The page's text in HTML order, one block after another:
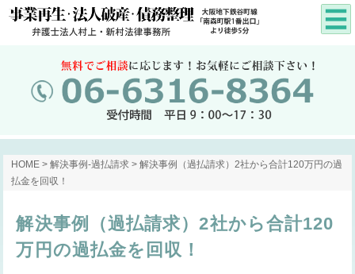
HOME >解決事例-過払請求 > 解決事例（過払請求）2社から合計120万円の過
払金を回収！
解決事例（過払請求）2社から合計120
万円の過払金を回収！